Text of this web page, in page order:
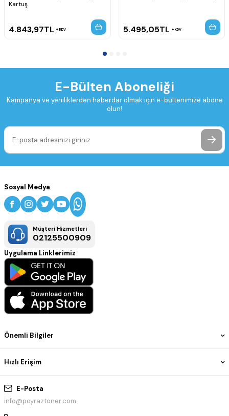
Kartuş
4.843,97TL KDV 5.495,05TL KDV
E-Bülten Aboneliği
Kampanya ve yeniliklerden haberdar olmak için e-bültenimize abone
olun!
E-Posta
info@poyraztoner.com
Önemli Bilgiler
Hızlı Erişim
Sosyal Medya
Müşteri Hizmetleri
02125500909
Uygulama Linklerimiz